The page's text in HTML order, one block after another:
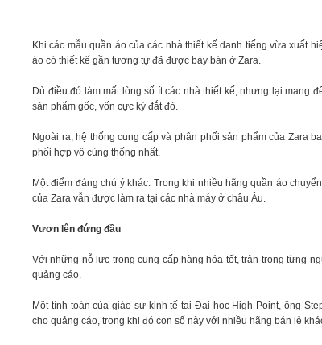
Khi các mẫu quần áo của các nhà thiết kế danh tiếng vừa xuất
áo có thiết kế gần tương tự đã được bày bán ở Zara.
Dù điều đó làm mất lòng số ít các nhà thiết kế, nhưng lại mang
sản phẩm gốc, vốn cực kỳ đắt đỏ.
Ngoài ra, hệ thống cung cấp và phân phối sản phẩm của Zara
phối hợp vô cùng thống nhất.
Một điểm đáng chú ý khác. Trong khi nhiều hãng quần áo
của Zara vẫn được làm ra tại các nhà máy ở châu Âu.
Vươn lên đứng đầu
Với những nỗ lực trong cung cấp hàng hóa tốt, trân trọng từng
quảng cáo.
Một tính toán của giáo sư kinh tế tại Đại học High Point, ông
cho quảng cáo, trong khi đó con số này với nhiều hãng bán lẻ
'CEO triệu USD' cũng tiết lộ bản thân 'từng có tất cả rồi
mạnh dạn khởi nghiệp, đừng sợ thất bại.